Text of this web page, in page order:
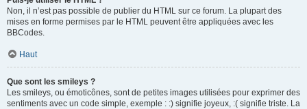
Non, il n’est pas possible de publier du HTML sur ce forum. La plupart des
mises en forme permises par le HTML peuvent être appliquées avec les
BBCodes.
Haut
Que sont les smileys ?
Les smileys, ou émoticônes, sont de petites images utilisées pour exprimer des
sentiments avec un code simple, exemple : :) signifie joyeux, :( signifie triste. La